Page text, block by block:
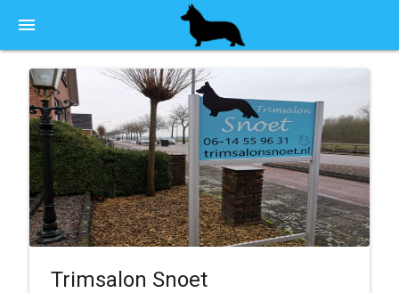
menu
Trimsalon Snoet